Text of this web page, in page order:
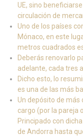
UE, sino
circulación de
Uno de los países
Mónaco, en este
metros cuadrados
Deberás renovarlo
adelante, cada tres
Dicho esto, lo
es una de las más
Un depósito de más
cargo (por la pareja
Principado con
de Andorra hasta